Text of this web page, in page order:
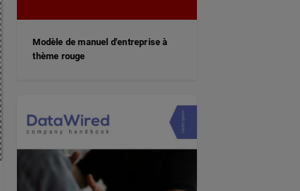
Modèle de manuel d'entreprise à
thème rouge